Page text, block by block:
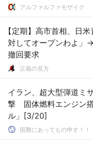
アルファルファモザイク
【定期】高市首相、日
対してオープンわよ」
撤回要求
正義の見方
イラン、超大型弾道ミ
撃 固体燃料エンジン
ル」[3/20]
国難にあってもの申す！！